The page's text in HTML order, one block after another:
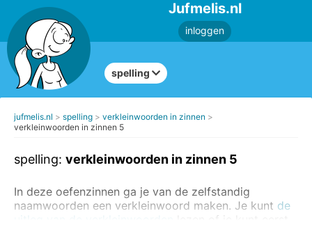
Jufmelis.nl
inloggen
spelling
jufmelis.nl spelling
verkleinwoorden in zinnen
verkleinwoorden in zinnen 5
spelling: verkleinwoorden in zinnen 5
In deze oefenzinnen ga je van de zelfstandig
naamwoorden een verkleinwoord maken. Je kunt de
lezen of je kunt eerst